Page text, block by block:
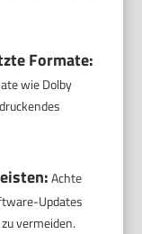
Formate:
wie Dolby
Achte
Updates
vermeiden.